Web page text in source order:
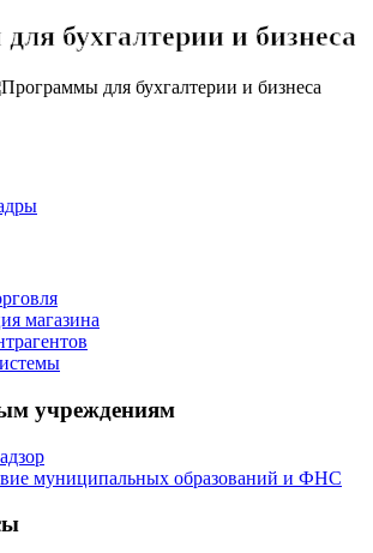
бухгалтерии и бизнеса
магазина
учреждениям
муниципальных образований и ФНС